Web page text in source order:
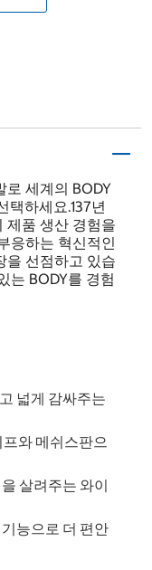
로 세계의 BODY
택하세요.137년
제품 생산 경험을
응하는 혁신적인
을 선점하고 있습
는 BODY를 경험
넓게 감싸주는
와 메쉬스판으
살려주는 와이
능으로 더 편안